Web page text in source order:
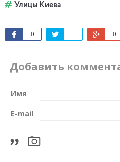
Улицы Киева
0 0
Добавить
Имя
E-mail